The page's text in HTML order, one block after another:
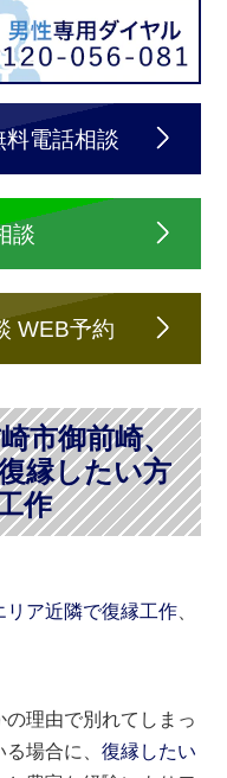
料電話相談
談
WEB予約
市御前崎、
縁したい方
作
リア近隣で復縁工作
の理由で別れてしまっ
る場合に、復縁したい